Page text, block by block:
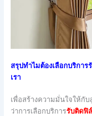
สรุปทำไมต้องเลือกบริกา
เรา
เพื่อสร้างความมั่นใจให้กั
ว่าการเลือกบริการรับติดฟิ